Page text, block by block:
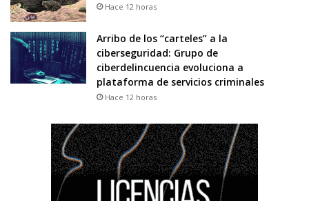
Hace 12 horas
Arribo de los “carteles” a la
ciberseguridad: Grupo de
ciberdelincuencia evoluciona a
plataforma de servicios criminales
Hace 12 horas